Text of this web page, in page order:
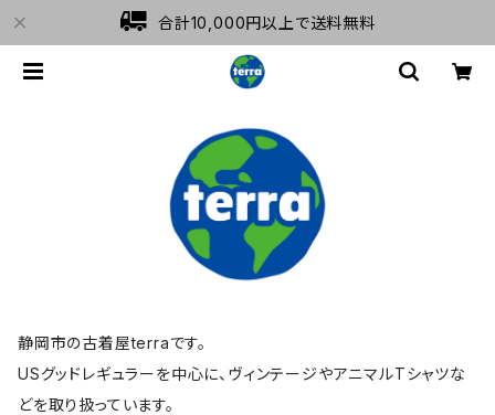
合計10,000円以上で送料無料
静岡市の古着屋terraです。
USグッドレギュラーを中心に、ヴィンテージやアニマルTシャツな
どを取り扱っています。